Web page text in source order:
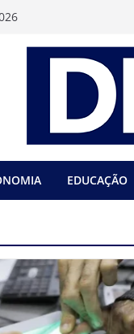
EDUCAÇÃO